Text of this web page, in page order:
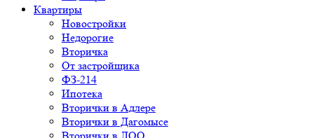
Квартиры
Новостройки
Недорогие
Вторичка
От застройщика
ФЗ-214
Ипотека
Вторички в Адлере
Вторички в Дагомысе